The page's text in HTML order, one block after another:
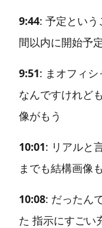
9:44: 予定とい
間以内に開始予
9:51: まオフィ
なんですけれど
像がもう
10:01: リアルと
までも結構画像
10:08: だったん
た 指示にすごい